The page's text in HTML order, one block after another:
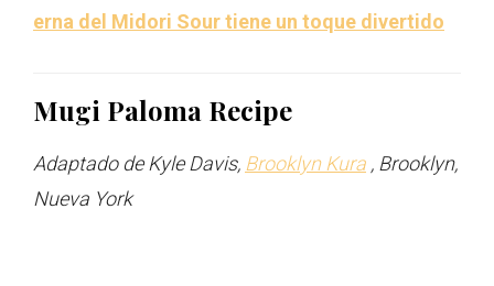
erna del Midori Sour tiene un toque divertido
Mugi Paloma Recipe
Adaptado de Kyle Davis, Brooklyn Kura , Brooklyn,
Nueva York